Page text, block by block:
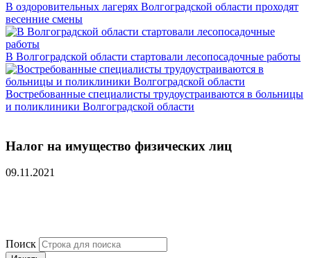
В оздоровительных лагерях Волгоградской области проходят
весенние смены
В Волгоградской области стартовали лесопосадочные работы
Востребованные специалисты трудоустраиваются в больницы
и поликлиники Волгоградской области
Налог на имущество физических лиц
09.11.2021
Поиск